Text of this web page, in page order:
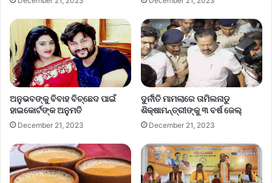
ଅନୁଭବଙ୍କୁ ବିବାହ ବିଚ୍ଛେଦ ପାଇଁ
ହାଇକୋର୍ଟଙ୍କ ଅନୁମତି
December 21, 2023
ଦୁର୍ନୀତି ମାମଲାରେ ତାମିଲନାଡୁ
ଶିକ୍ଷାମନ୍ତ୍ରୀଙ୍କୁ ୩ ବର୍ଷ ଜେଲ୍‌
December 21, 2023